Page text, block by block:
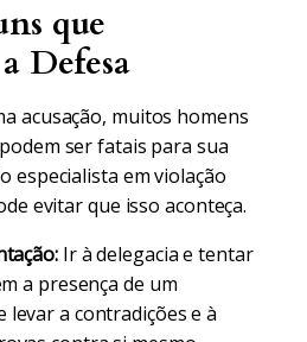
que
Defesa
acusação, muitos homens
ser fatais para sua
especialista em violação
evitar que isso aconteça.
Ir à delegacia e tentar
a presença de um
levar a contradições e à